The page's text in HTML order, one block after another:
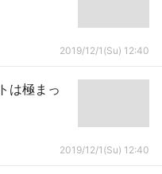
2019/12/1(Su) 12:40
は極まっ
2019/12/1(Su) 12:40